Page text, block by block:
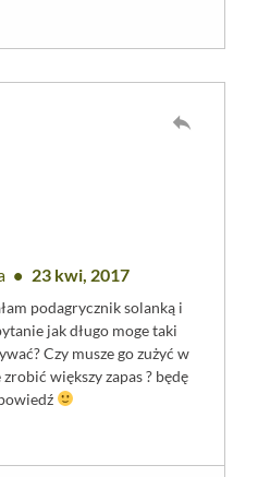
23 kwi, 2017
podagrycznik solanką i
jak długo moge taki
Czy musze go zużyć w
większy zapas ? będę
reply